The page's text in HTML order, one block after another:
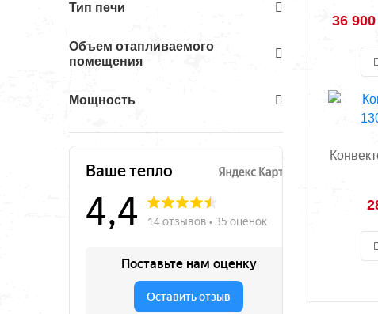
Тип печи
Объем отапливаемого
помещения
Мощность
36